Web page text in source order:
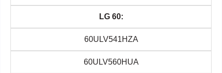
LG 60:
60ULV541HZA
60ULV560HUA